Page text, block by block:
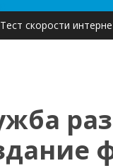
Тест скорости